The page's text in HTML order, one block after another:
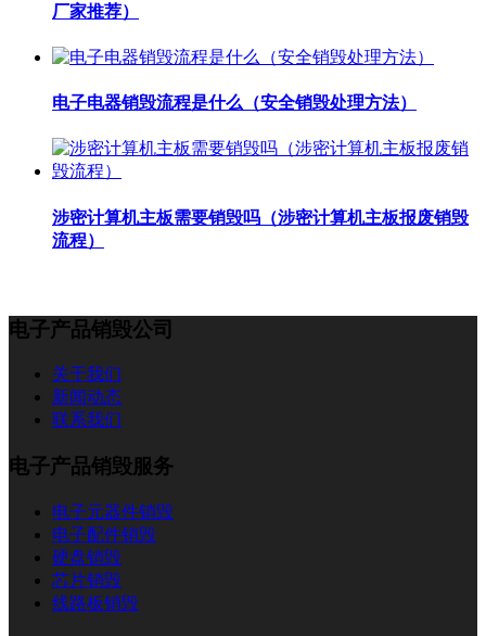
厂家推荐）
电子电器销毁流程是什么（安全销毁处理方法）
涉密计算机主板需要销毁吗（涉密计算机主板报废销毁
流程）
电子产品销毁公司
关于我们
新闻动态
联系我们
电子产品销毁服务
电子元器件销毁
电子配件销毁
硬盘销毁
芯片销毁
线路板销毁